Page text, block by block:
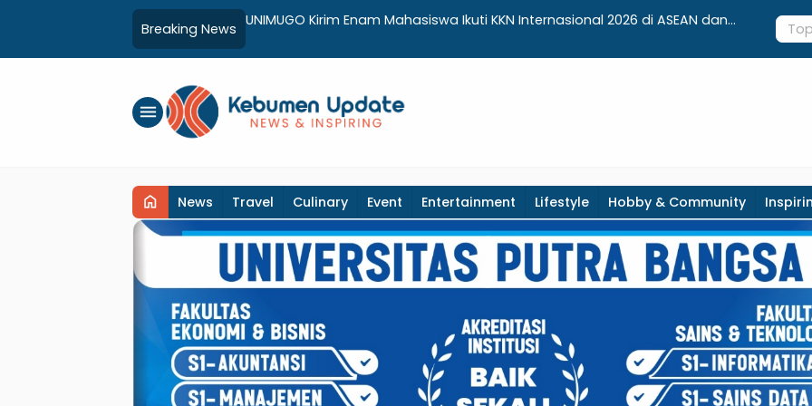
Breaking News
Sekolah Rakyat Kebumen
UNIMUGO Kirim Enam Mahasiswa Ikuti KKN Internasional 2026 di ASEAN dan
Dari
Pameran
menu
home News Travel Culinary Event Entertainment Lifestyle Hobby & Community